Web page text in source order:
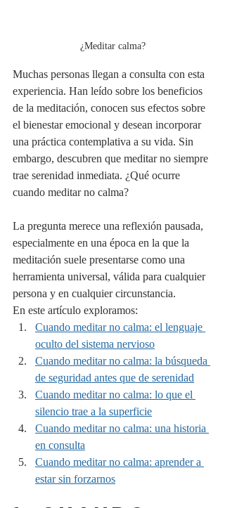
¿Meditar calma?
Muchas personas llegan a consulta con esta
experiencia. Han leído sobre los beneficios
de la meditación, conocen sus efectos sobre
el bienestar emocional y desean incorporar
una práctica contemplativa a su vida. Sin
embargo, descubren que meditar no siempre
trae serenidad inmediata. ¿Qué ocurre
cuando meditar no calma?
La pregunta merece una reflexión pausada,
especialmente en una época en la que la
meditación suele presentarse como una
herramienta universal, válida para cualquier
persona y en cualquier circunstancia.
En este artículo exploramos:
Cuando meditar no calma: el lenguaje
oculto del sistema nervioso
Cuando meditar no calma: la búsqueda
de seguridad antes que de serenidad
Cuando meditar no calma: lo que el
silencio trae a la superficie
Cuando meditar no calma: una historia
en consulta
Cuando meditar no calma: aprender a
estar sin forzarnos